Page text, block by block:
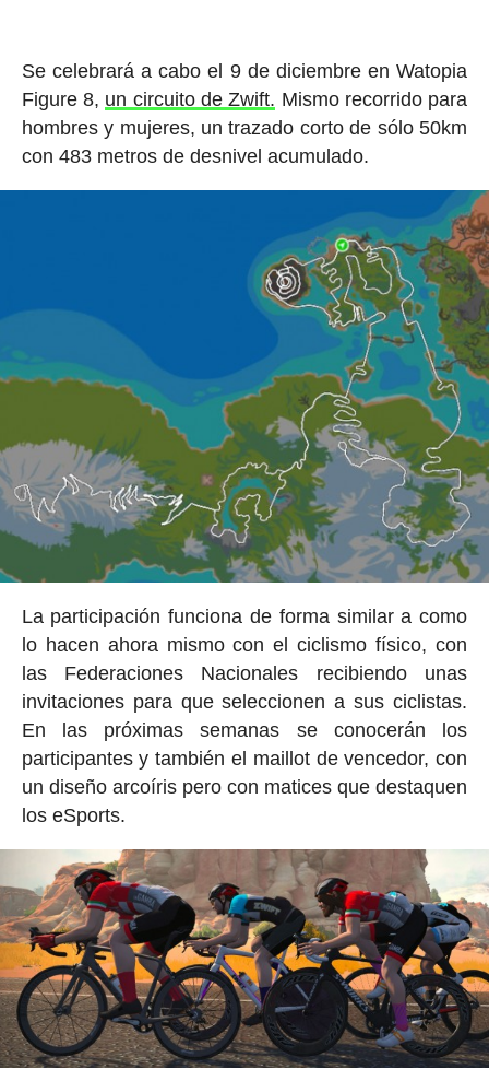
Se celebrará a cabo el 9 de diciembre en Watopia
Figure 8, un circuito de Zwift. Mismo recorrido para
hombres y mujeres, un trazado corto de sólo 50km
con 483 metros de desnivel acumulado.
La participación funciona de forma similar a como
lo hacen ahora mismo con el ciclismo físico, con
las Federaciones Nacionales recibiendo unas
invitaciones para que seleccionen a sus ciclistas.
En las próximas semanas se conocerán los
participantes y también el maillot de vencedor, con
un diseño arcoíris pero con matices que destaquen
los eSports.